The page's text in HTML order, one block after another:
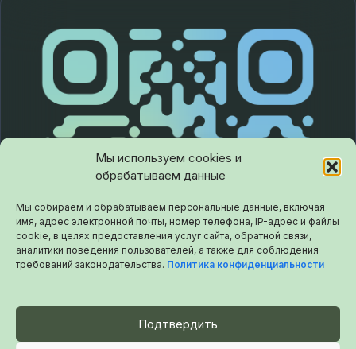
Мы используем cookies и
обрабатываем данные
Мы собираем и обрабатываем персональные данные, включая
имя, адрес электронной почты, номер телефона, IP-адрес и файлы
cookie, в целях предоставления услуг сайта, обратной связи,
аналитики поведения пользователей, а также для соблюдения
требований законодательства. Политика конфиденциальности
Подтвердить